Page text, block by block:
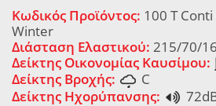
Κωδικός Προϊόντος: 100 T
Winter
Διάσταση Ελαστικού: 215/70/16
Δείκτης Οικονομίας Καυσίμου:
Δείκτης Βροχής:
C
Δείκτης Ηχορύπανσης: